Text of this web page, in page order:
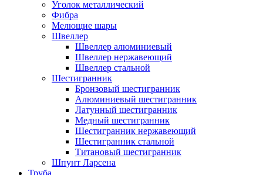
Уголок металлический
Фибра
Мелющие шары
Швеллер
Швеллер алюминиевый
Швеллер нержавеющий
Швеллер стальной
Шестигранник
Бронзовый шестигранник
Алюминиевый шестигранник
Латунный шестигранник
Медный шестигранник
Шестигранник нержавеющий
Шестигранник стальной
Титановый шестигранник
Шпунт Ларсена
Труба